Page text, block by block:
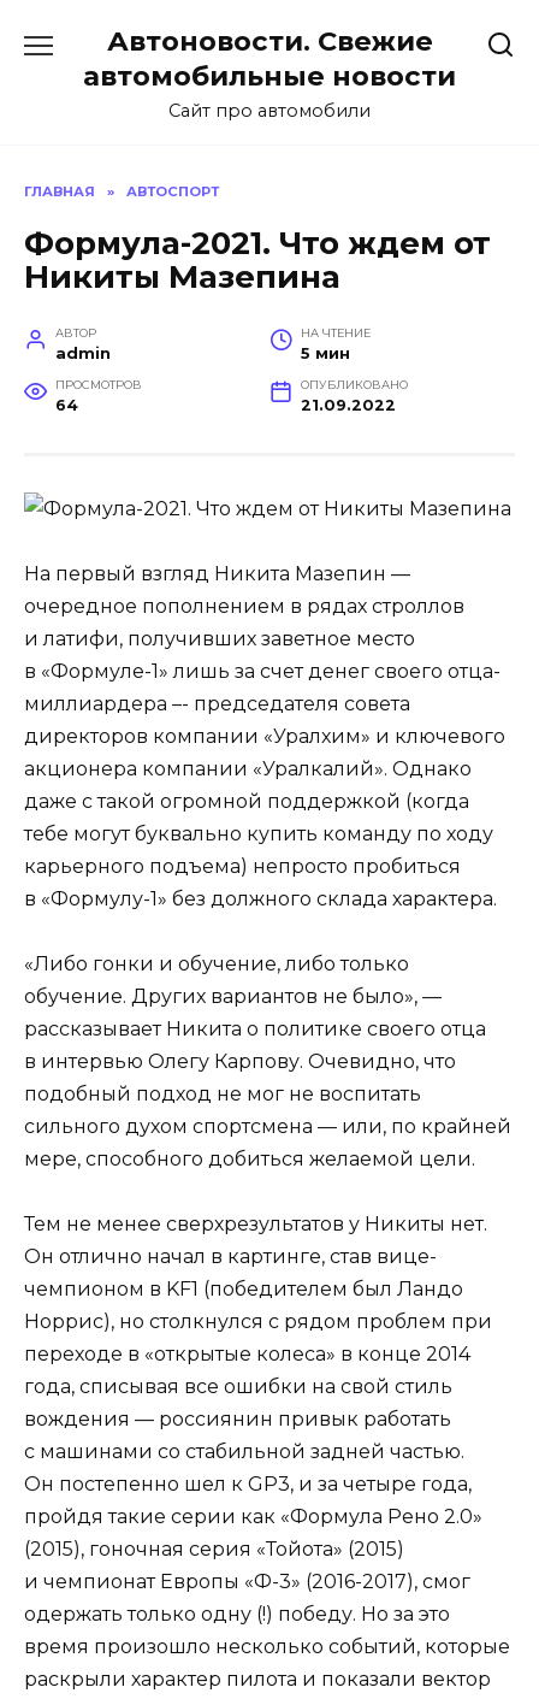
содержанию
Автоновости. Свежие
автомобильные новости
Сайт про автомобили
ГЛАВНАЯ » АВТОСПОРТ
Формула-2021. Что ждем от
Никиты Мазепина
АВТОР
admin
НА ЧТЕНИЕ
5 мин
ПРОСМОТРОВ
64
ОПУБЛИКОВАНО
21.09.2022
На первый взгляд Никита Мазепин —
очередное пополнением в рядах строллов
и латифи, получивших заветное место
в «Формуле-1» лишь за счет денег своего отца-
миллиардера –- председателя совета
директоров компании «Уралхим» и ключевого
акционера компании «Уралкалий». Однако
даже с такой огромной поддержкой (когда
тебе могут буквально купить команду по ходу
карьерного подъема) непросто пробиться
в «Формулу-1» без должного склада характера.
«Либо гонки и обучение, либо только
обучение. Других вариантов не было», —
рассказывает Никита о политике своего отца
в интервью Олегу Карпову. Очевидно, что
подобный подход не мог не воспитать
сильного духом спортсмена — или, по крайней
мере, способного добиться желаемой цели.
Тем не менее сверхрезультатов у Никиты нет.
Он отлично начал в картинге, став вице-
чемпионом в KF1 (победителем был Ландо
Норрис), но столкнулся с рядом проблем при
переходе в «открытые колеса» в конце 2014
года, списывая все ошибки на свой стиль
вождения — россиянин привык работать
с машинами со стабильной задней частью.
Он постепенно шел к GP3, и за четыре года,
пройдя такие серии как «Формула Рено 2.0»
(2015), гоночная серия «Тойота» (2015)
и чемпионат Европы «Ф-3» (2016-2017), смог
одержать только одну (!) победу. Но за это
время произошло несколько событий, которые
раскрыли характер пилота и показали вектор